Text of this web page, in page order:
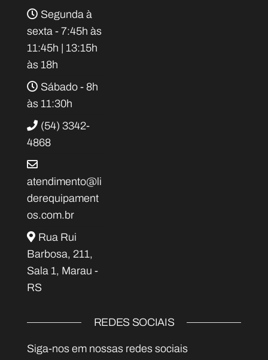
Segunda à
sexta - 7:45h às
11:45h | 13:15h
às 18h
Sábado - 8h
às 11:30h
(54) 3342-
4868
atendimento@li
derequipament
os.com.br
Rua Rui
Barbosa, 211,
Sala 1, Marau -
RS
REDES SOCIAIS
Siga-nos em nossas redes sociais